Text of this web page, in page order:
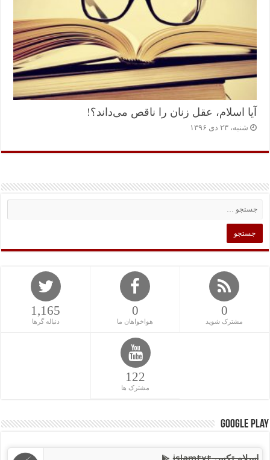
آیا اسلام، عقل زنان را ناقص می‌داند؟!
شنبه، ۲۳ دی ۱۳۹۶
0
مشترک شوید
0
هواخواهان ما
1,165
دنباله گرها
122
مشترک ها
Google Play